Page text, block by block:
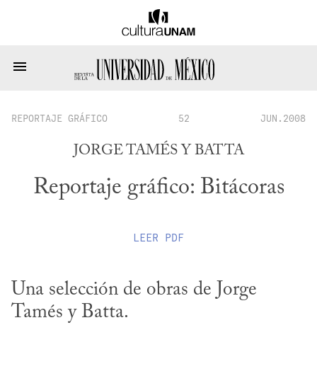
REPORTAJE GRÁFICO 52 JUN.2008
JORGE TAMÉS Y BATTA
Reportaje gráfico: Bitácoras
LEER PDF
Una selección de obras de Jorge
Tamés y Batta.